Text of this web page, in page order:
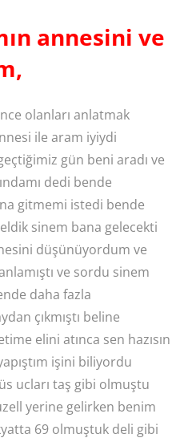
annesini ve
olanları anlatmak
ile aram iyiydi
gün beni aradı ve
dedi bende
gitmemi istedi bende
sinem bana gelecekti
düşünüyordum ve
ve sordu sinem
daha fazla
çıkmıştı beline
elini atınca sen hazısın
işini biliyordu
ucları taş gibi olmuştu
yerine gelirken benim
69 olmuştuk deli gibi